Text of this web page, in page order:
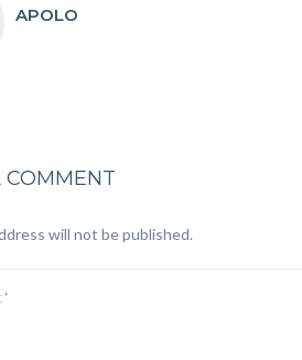
APOLO
COMMENT
will not be published.